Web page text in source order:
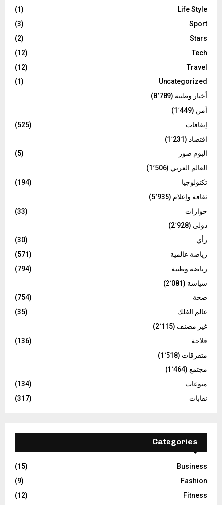
Life Style
(1)
Sport
(3)
Stars
(2)
Tech
(12)
Travel
(12)
Uncategorized
(1)
أخبار وطنية (8٬789)
أمن (1٬449)
إيقافات
(525)
اقتصاد (1٬231)
البوم صور
(5)
العالم العربي (1٬506)
تكنولوجيا
(194)
ثقافة وإعلام (5٬935)
حوارات
(33)
دولي (2٬928)
رأي
(30)
رياضة عالمية
(571)
رياضة وطنية
(794)
سياسة (2٬081)
صحة
(754)
عالم الفلك
(35)
غير مصنف (2٬115)
فلاحة
(136)
متفرقات (1٬518)
مجتمع (1٬464)
منوعات
(134)
نقابات
(317)
Categories
Business
(15)
Fashion
(9)
Fitness
(12)